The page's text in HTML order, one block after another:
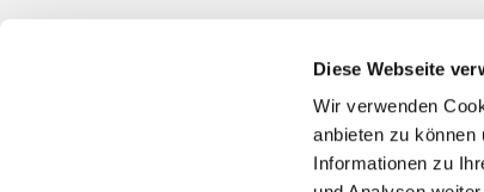
Diese Webseite
Wir verwenden
anbieten zu können
Informationen zu
Katholische Kirchengemeinde
Pfarrei St. Benedikt Teltow-